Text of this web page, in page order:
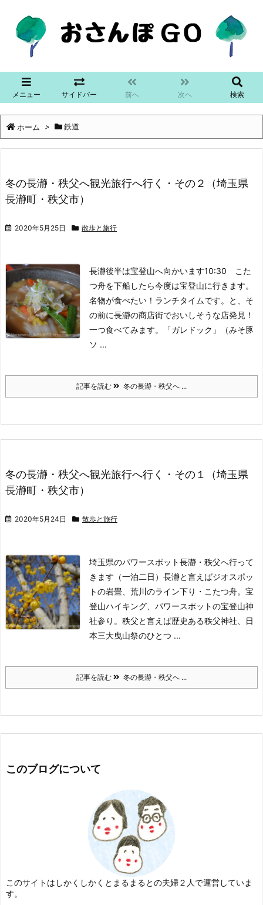
メニュー サイドバー 前へ 次へ 検索
ホーム > 鉄道
冬の長瀞・秩父へ観光旅行へ行く・その２（埼玉県
長瀞町・秩父市）
2020年5月25日 散歩と旅行
長瀞後半は宝登山へ向かいます10:30 こた
つ舟を下船したら今度は宝登山に行きます。
名物が食べたい！ランチタイムです。
と、そ
の前に長瀞の商店街でおいしそうな店発見！
一つ食べてみます。
「ガレドック」（みそ豚
ソ ...
記事を読む 冬の長瀞・秩父へ ...
冬の長瀞・秩父へ観光旅行へ行く・その１（埼玉県
長瀞町・秩父市）
2020年5月24日 散歩と旅行
埼玉県のパワースポット長瀞・秩父へ行って
きます（一泊二日） 長瀞と言えばジオスポッ
トの岩畳、荒川のライン下り・こたつ舟。宝
登山ハイキング、パワースポットの宝登山神
社参り。 秩父と言えば歴史ある秩父神社、日
本三大曳山祭のひとつ ...
記事を読む 冬の長瀞・秩父へ ...
このブログについて
このサイトはしかくしかくとまるまるとの夫婦２人で運営していま
す。